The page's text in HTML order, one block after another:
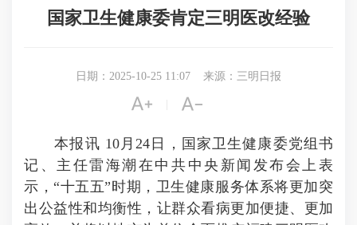
国家卫生健康委肯定三明医改经验
日期：2025-10-25 11:07 来源：三明日报
 
本报讯 10月24日，国家卫生健康委党组书
记、主任雷海潮在中共中央新闻发布会上表
示，“十五五”时期，卫生健康服务体系将更加突
出公益性和均衡性，让群众看病更加便捷、更加